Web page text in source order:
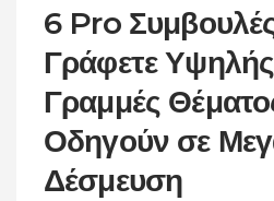
6 Pro
Γράφετε
Γραμμές
Οδηγούν σε
Δέσμευση